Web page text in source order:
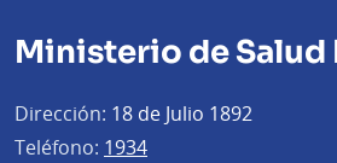
Ministerio de Salud
Dirección: 18 de Julio 1892
Teléfono: 1934